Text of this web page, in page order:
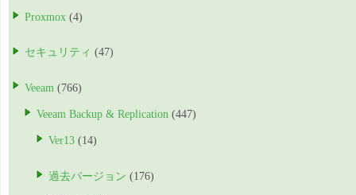
Proxmox (4)
セキュリティ (47)
Veeam (766)
Veeam Backup & Replication (447)
Ver13 (14)
過去バージョン (176)